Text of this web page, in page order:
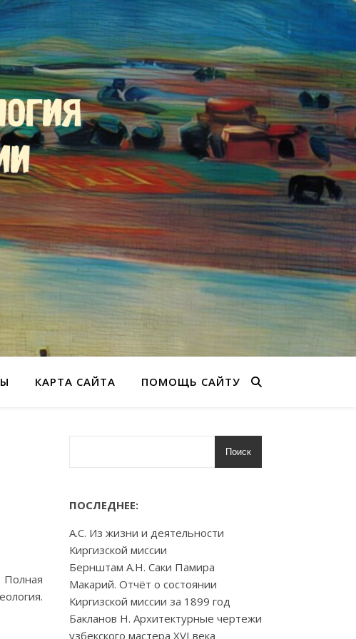
КАРТА САЙТА ПОМОЩЬ САЙТУ
Полная
Поиск
ПОСЛЕДНЕЕ:
А.С. Из жизни и деятельности
Киргизской миссии
Бернштам А.Н. Саки Памира
Макарий. Отчёт о состоянии
Киргизской миссии за 1899 год
Бакланов Н. Архитектурные чертежи
узбекского мастера XVI века